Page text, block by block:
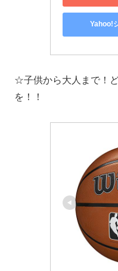
Yahoo!
☆子供から大人まで！
を！！